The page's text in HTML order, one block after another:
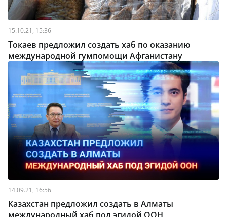
15.10.21, 15:36
Токаев предложил создать хаб по оказанию
международной гумпомощи Афганистану
14.09.21, 16:56
Казахстан предложил создать в Алматы